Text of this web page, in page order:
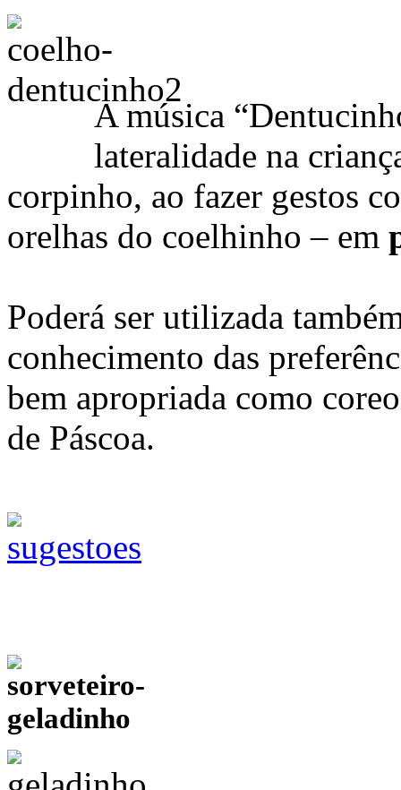
A música
lateralidade na
corpinho, ao fazer gestos
orelhas do coelhinho – em
Poderá ser utilizada
conhecimento das
bem apropriada como
de Páscoa.